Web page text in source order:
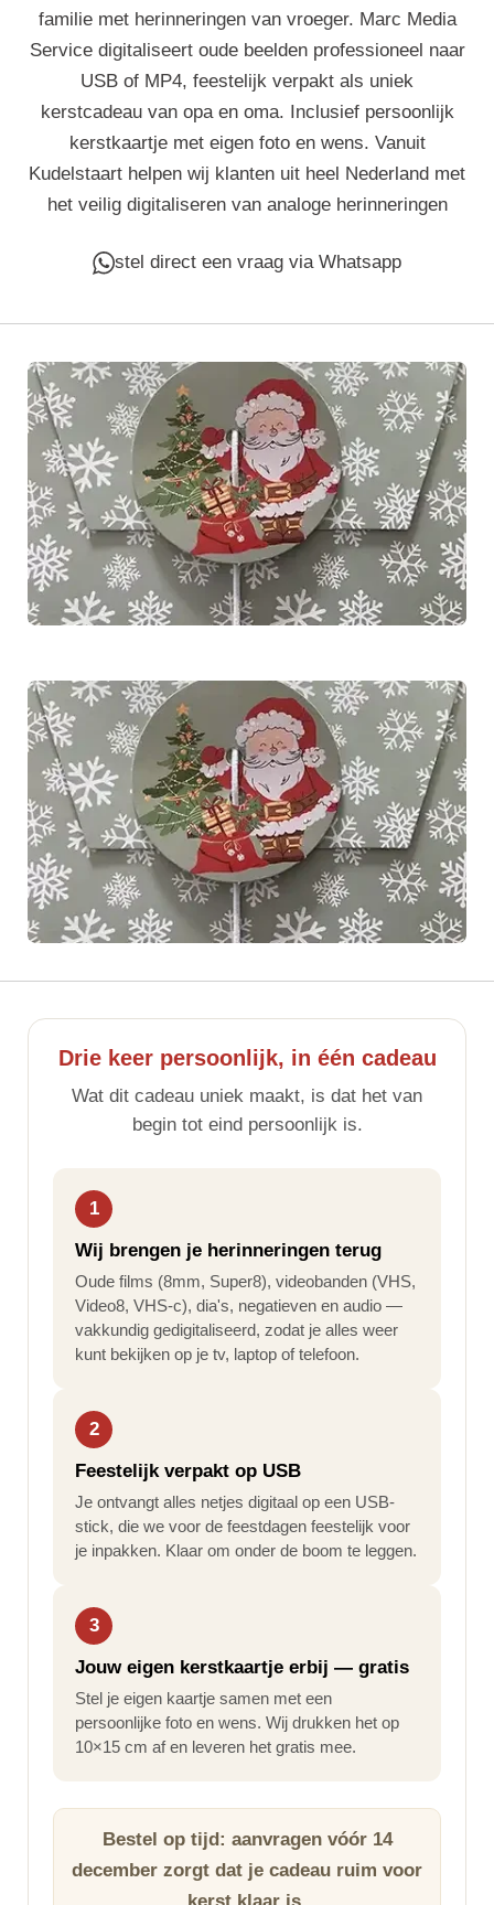
familie met herinneringen van vroeger. Marc Media
Service digitaliseert oude beelden professioneel naar
USB of MP4, feestelijk verpakt als uniek
kerstcadeau van opa en oma. Inclusief persoonlijk
kerstkaartje met eigen foto en wens. Vanuit
Kudelstaart helpen wij klanten uit heel Nederland met
het veilig digitaliseren van analoge herinneringen
stel direct een vraag via Whatsapp
Drie keer persoonlijk, in één cadeau
Wat dit cadeau uniek maakt, is dat het van
begin tot eind persoonlijk is.
1
Wij brengen je herinneringen terug
Oude films (8mm, Super8), videobanden (VHS,
Video8, VHS-c), dia's, negatieven en audio —
vakkundig gedigitaliseerd, zodat je alles weer
kunt bekijken op je tv, laptop of telefoon.
2
Feestelijk verpakt op USB
Je ontvangt alles netjes digitaal op een USB-
stick, die we voor de feestdagen feestelijk voor
je inpakken. Klaar om onder de boom te leggen.
3
Jouw eigen kerstkaartje erbij — gratis
Stel je eigen kaartje samen met een
persoonlijke foto en wens. Wij drukken het op
10×15 cm af en leveren het gratis mee.
Bestel op tijd: aanvragen vóór 14
december zorgt dat je cadeau ruim voor